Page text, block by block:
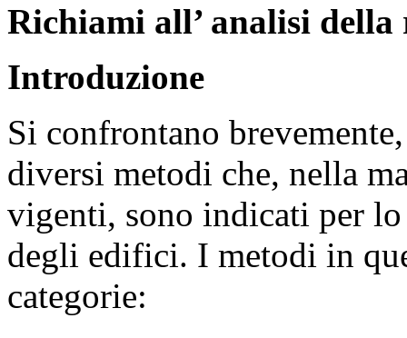
Richiami all’ analisi
Introduzione
Si confrontano
diversi metodi che, nella
vigenti, sono indicati per
degli edifici. I metodi in
categorie: